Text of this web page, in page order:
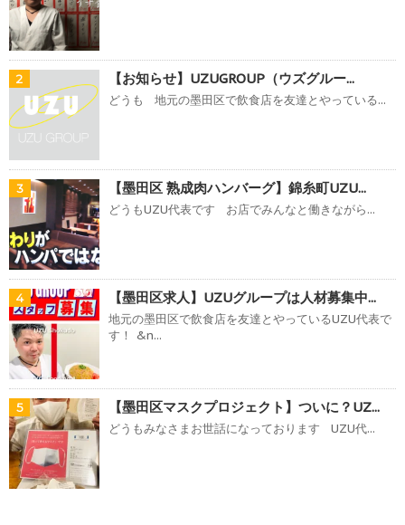
2 【お知らせ】UZUGROUP（ウズグルー...
どうも 地元の墨田区で飲食店を友達とやっている...
3 【墨田区 熟成肉ハンバーグ】錦糸町UZU...
どうもUZU代表です お店でみんなと働きながら...
4 【墨田区求人】UZUグループは人材募集中...
地元の墨田区で飲食店を友達とやっているUZU代表で
す！ &n...
5 【墨田区マスクプロジェクト】ついに？UZ...
どうもみなさまお世話になっております UZU代...